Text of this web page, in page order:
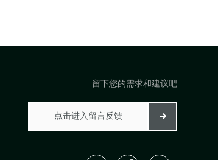
留下您的需求和建议吧